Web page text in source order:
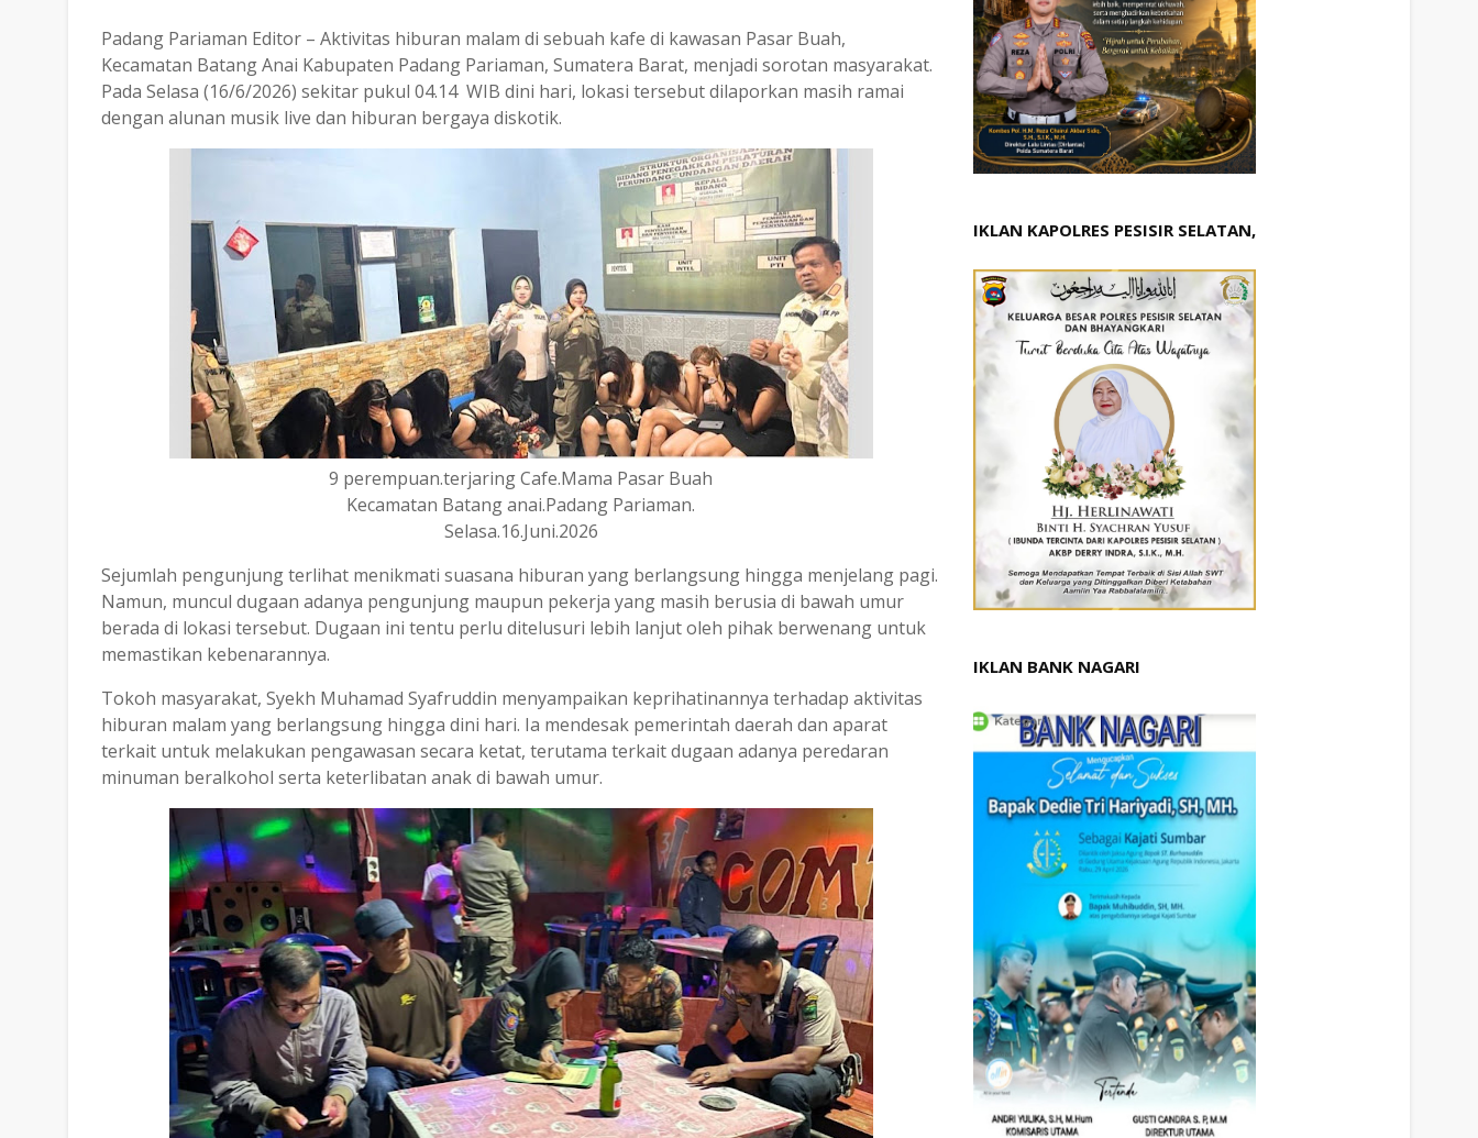
Padang Pariaman Editor – Aktivitas hiburan malam di sebuah kafe di kawasan Pasar Buah,
Kecamatan Batang Anai Kabupaten Padang Pariaman, Sumatera Barat, menjadi sorotan masyarakat.
Pada Selasa (16/6/2026) sekitar pukul 04.14 WIB dini hari, lokasi tersebut dilaporkan masih ramai
dengan alunan musik live dan hiburan bergaya diskotik.
9 perempuan.terjaring Cafe.Mama Pasar Buah
Kecamatan Batang anai.Padang Pariaman.
Selasa.16.Juni.2026
Sejumlah pengunjung terlihat menikmati suasana hiburan yang berlangsung hingga menjelang pagi.
Namun, muncul dugaan adanya pengunjung maupun pekerja yang masih berusia di bawah umur
berada di lokasi tersebut. Dugaan ini tentu perlu ditelusuri lebih lanjut oleh pihak berwenang untuk
memastikan kebenarannya.
Tokoh masyarakat, Syekh Muhamad Syafruddin menyampaikan keprihatinannya terhadap aktivitas
hiburan malam yang berlangsung hingga dini hari. Ia mendesak pemerintah daerah dan aparat
terkait untuk melakukan pengawasan secara ketat, terutama terkait dugaan adanya peredaran
minuman beralkohol serta keterlibatan anak di bawah umur.
IKLAN KAPOLRES PESISIR SELATAN,
IKLAN BANK NAGARI